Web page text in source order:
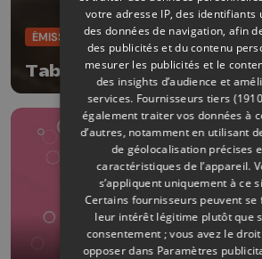
ÉMISSIONS
Table et terroir
votre adresse IP, des identifiants
des données de navigation, afin
des publicités et du contenu
mesurer les publicités et le
des insights d’audience et
services. Fournisseurs tiers
également traiter vos données à
d’autres, notamment en utilisant
de géolocalisation précises
caractéristiques de l’appareil.
s’appliquent uniquement à ce
Certains fournisseurs peuvent se
leur intérêt légitime plutôt que
consentement ; vous avez le
opposer dans Paramètres